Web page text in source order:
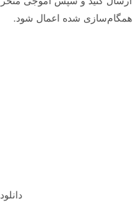
همگام‌سازی شده اعمال شود.